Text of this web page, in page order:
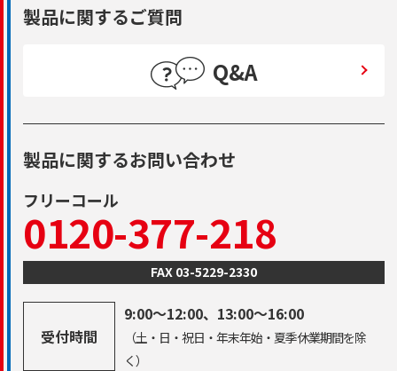
製品に関するご質問
Q&A
製品に関するお問い合わせ
フリーコール
0120-377-218
FAX 03-5229-2330
受付時間
9:00～12:00、13:00～16:00
（土・日・祝日・年末年始・夏季休業期間を除
く）